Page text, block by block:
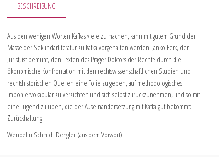
BESCHREIBUNG
Aus den wenigen Worten Kafkas viele zu machen, kann mit gutem Grund der
Masse der Sekundärliteratur zu Kafka vorgehalten werden. Janko Ferk, der
Jurist, ist bemüht, den Texten des Prager Doktors der Rechte durch die
ökonomische Konfrontation mit den rechtswissenschaftlichen Studien und
rechtshistorischen Quellen eine Folie zu geben, auf methodologisches
Imponiervokabular zu verzichten und sich selbst zurückzunehmen, und so mit
eine Tugend zu üben, die der Auseinandersetzung mit Kafka gut bekommt:
Zurückhaltung.
Wendelin Schmidt-Dengler (aus dem Vorwort)